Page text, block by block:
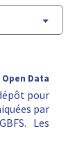
Open Data
pour
par
Les